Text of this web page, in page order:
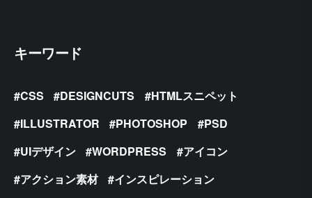
キーワード
CSS DESIGNCUTS
HTMLスニペット
ILLUSTRATOR
PHOTOSHOP
PSD
UIデザイン
WORDPRESS
アイコン
アクション素材
インスピレーション